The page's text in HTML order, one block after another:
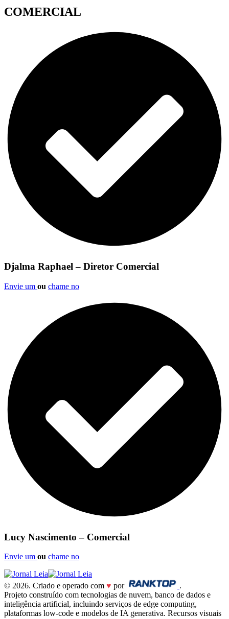
COMERCIAL
Djalma Raphael – Diretor Comercial
Envie um ou chame no
Lucy Nascimento – Comercial
Envie um ou chame no
© 2026. Criado e operado com ♥ por
.
Projeto construído com tecnologias de nuvem, banco de dados e
inteligência artificial, incluindo serviços de edge computing,
plataformas low-code e modelos de IA generativa. Recursos visuais